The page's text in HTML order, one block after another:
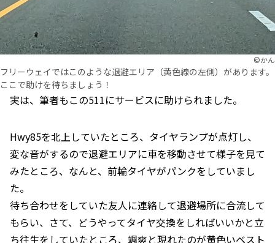
©︎かん
フリーウェイではこのような退避エリア（黄色線の左側）があります。
ここで助けを待ちましょう！
実は、筆者もこの511にサービスに助けられました。
Hwy85を北上していたところ、タイヤランプが点灯し、
変な音がするので退避エリアに車を移動させて様子を見て
みたところ、なんと、前輪タイヤがパンクをしていまし
た。
待ち合わせをしていた友人に連絡して退避場所に合流して
もらい、さて、どうやってタイヤ交換をしればいいかと立
ち往生をしていたところ、颯爽と現れたのが黄色いベスト